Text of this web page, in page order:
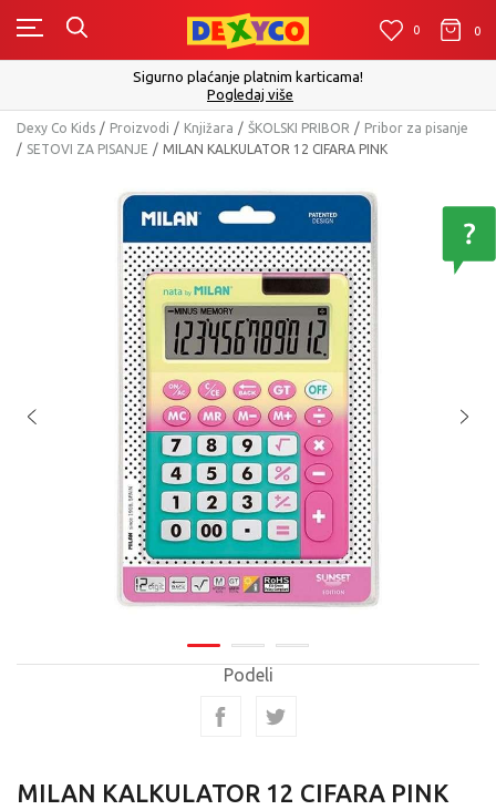
0 0
Sigurno plaćanje platnim karticama!
Pogledaj više
Dexy Co Kids Proizvodi Knjižara ŠKOLSKI PRIBOR
Pribor za pisanje
SETOVI ZA PISANJE
MILAN KALKULATOR 12 CIFARA PINK
Podeli
MILAN KALKULATOR 12 CIFARA PINK